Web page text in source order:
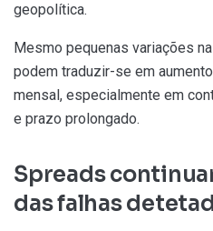
geopolítica.
Mesmo pequenas variações
podem traduzir-se em
mensal, especialmente em
e prazo prolongado.
Spreads
das falhas